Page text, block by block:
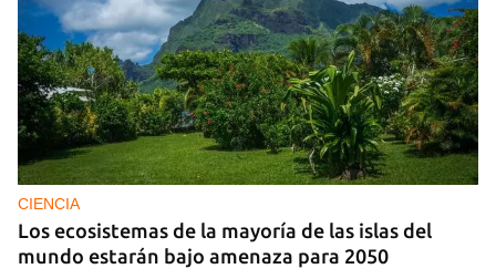
CIENCIA
Los ecosistemas de la mayoría de las islas del
mundo estarán bajo amenaza para 2050